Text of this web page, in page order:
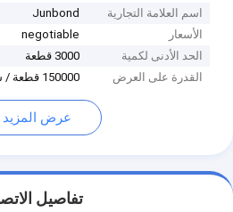
اسم العلامة التجارية
Junbond
الأسعار
negotiable
الحد الأدنى لكمية
3000 قطعة
القدرة على العرض
150000 قطعة / شهر
عرض المزيد
تفاصيل